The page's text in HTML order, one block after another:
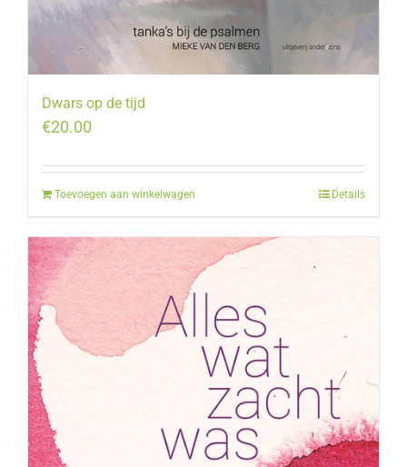
Dwars op de tijd
€20.00
Toevoegen aan winkelwagen Details